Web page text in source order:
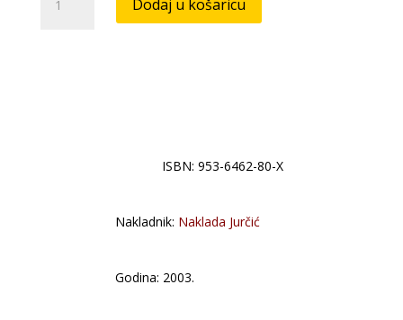
sunce
Dodaj u košaricu
ISBN: 953-6462-80-X
Nakladnik: Naklada Jurčić
Godina: 2003.